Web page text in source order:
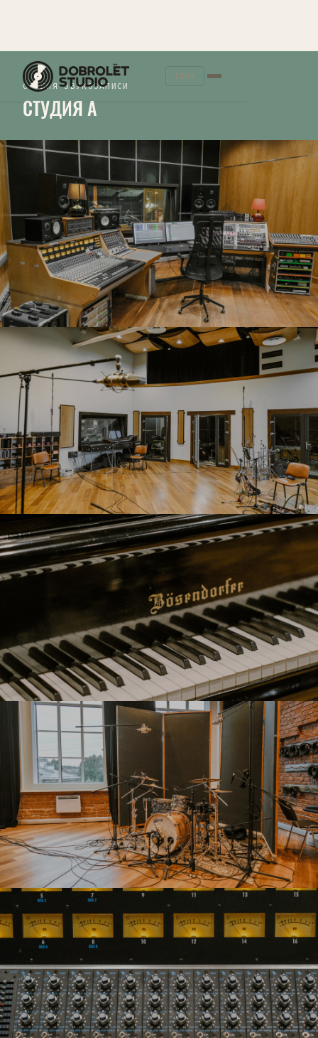
ТЕМА
СТУДИЯ ЗВУКОЗАПИСИ
СТУДИЯ A